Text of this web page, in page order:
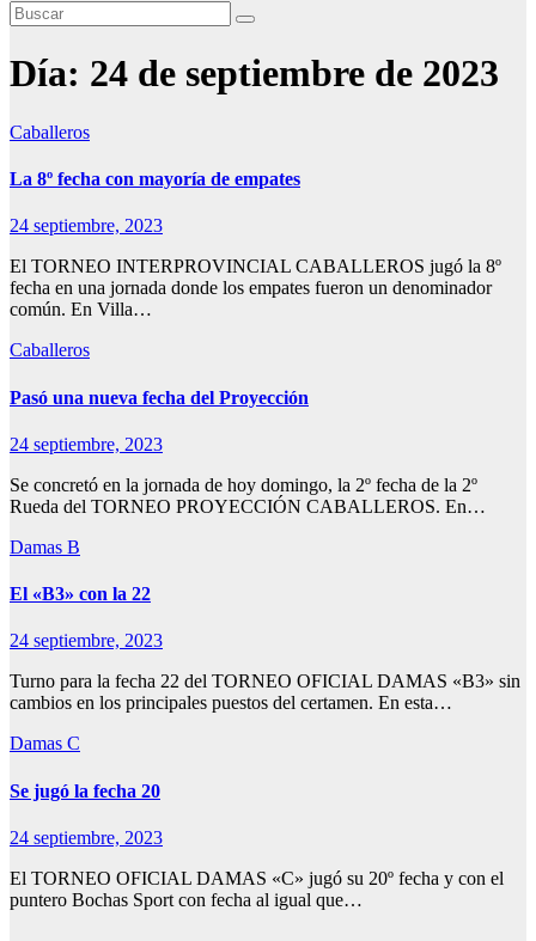
Día: 24 de septiembre de 2023
Caballeros
La 8º fecha con mayoría de empates
24 septiembre, 2023
El TORNEO INTERPROVINCIAL CABALLEROS jugó la 8º
fecha en una jornada donde los empates fueron un denominador
común. En Villa…
Caballeros
Pasó una nueva fecha del Proyección
24 septiembre, 2023
Se concretó en la jornada de hoy domingo, la 2º fecha de la 2º
Rueda del TORNEO PROYECCIÓN CABALLEROS. En…
Damas B
El «B3» con la 22
24 septiembre, 2023
Turno para la fecha 22 del TORNEO OFICIAL DAMAS «B3» sin
cambios en los principales puestos del certamen. En esta…
Damas C
Se jugó la fecha 20
24 septiembre, 2023
El TORNEO OFICIAL DAMAS «C» jugó su 20º fecha y con el
puntero Bochas Sport con fecha al igual que…